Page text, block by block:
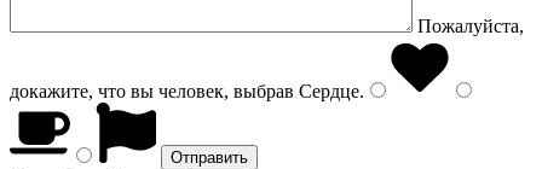
Пожалуйста,
докажите, что вы человек, выбрав Сердце.